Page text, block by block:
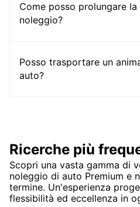
Come posso prolungare
noleggio?
Posso trasportare un
auto?
Ricerche più
Scopri una vasta gamma di
noleggio di auto Premium e
termine. Un'esperienza
flessibilità ed eccellenza in